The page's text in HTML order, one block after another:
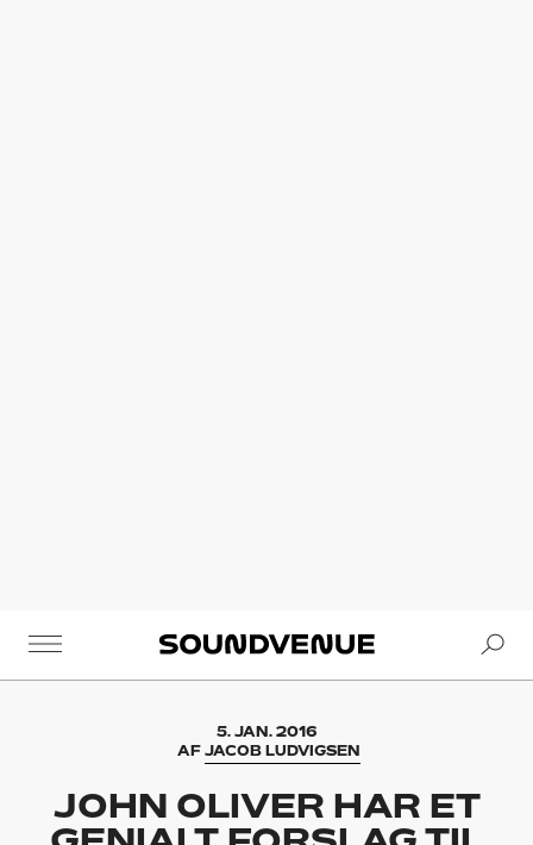
Soundvenue
5. JAN. 2016
AFJACOB LUDVIGSEN
JOHN OLIVER HAR ET